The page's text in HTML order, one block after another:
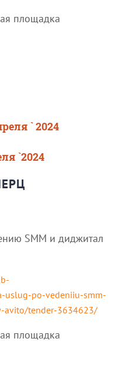
площадка
` 2024
`2024
SMM и диджитал
uslug-po-vedeniiu-smm-
avito/tender-3634623/
площадка